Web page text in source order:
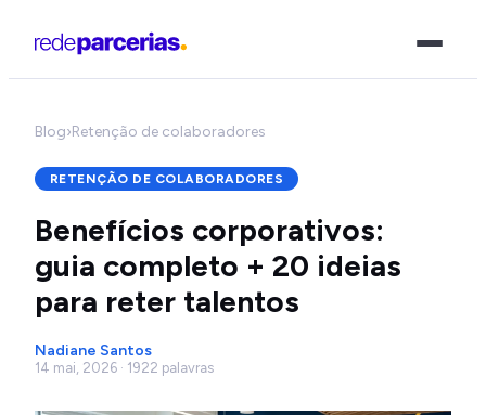
Blog›Retenção de colaboradores
RETENÇÃO DE COLABORADORES
Benefícios corporativos:
guia completo + 20 ideias
para reter talentos
Nadiane Santos
14 mai, 2026 · 1922 palavras